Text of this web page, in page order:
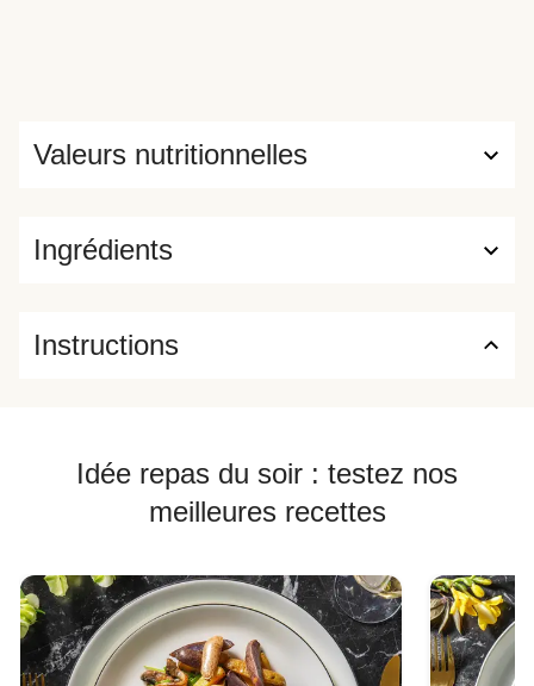
Ingrédients
Valeurs nutritionnelles
Instructions
Idée repas du soir : testez nos
meilleures recettes